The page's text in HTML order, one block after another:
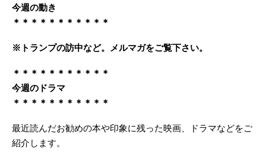
今週の動き
＊＊＊＊＊＊＊＊＊＊＊
※トランプの訪中など。メルマガをご覧下さい。
＊＊＊＊＊＊＊＊＊＊＊
今週のドラマ
＊＊＊＊＊＊＊＊＊＊＊
最近読んだお勧めの本や印象に残った映画、ドラマなどをご
紹介します。